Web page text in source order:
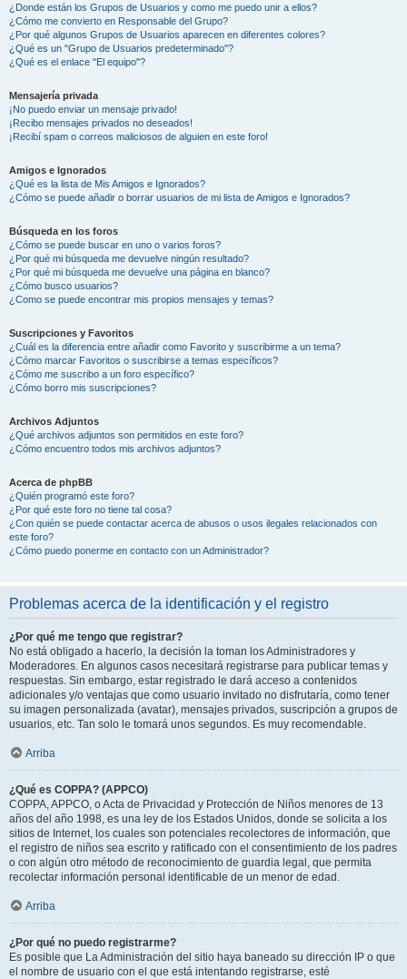
¿Donde están los Grupos de Usuarios y como me puedo unir a ellos?
¿Cómo me convierto en Responsable del Grupo?
¿Por qué algunos Grupos de Usuarios aparecen en diferentes colores?
¿Qué es un "Grupo de Usuarios predeterminado"?
¿Qué es el enlace "El equipo"?
Mensajería privada
¡No puedo enviar un mensaje privado!
¡Recibo mensajes privados no deseados!
¡Recibí spam o correos maliciosos de alguien en este foro!
Amigos e Ignorados
¿Qué es la lista de Mis Amigos e Ignorados?
¿Cómo se puede añadir o borrar usuarios de mi lista de Amigos e Ignorados?
Búsqueda en los foros
¿Cómo se puede buscar en uno o varios foros?
¿Por qué mi búsqueda me devuelve ningún resultado?
¿Por qué mi búsqueda me devuelve una página en blanco?
¿Cómo busco usuarios?
¿Como se puede encontrar mis propios mensajes y temas?
Suscripciones y Favoritos
¿Cuál es la diferencia entre añadir como Favorito y suscribirme a un tema?
¿Cómo marcar Favoritos o suscribirse a temas específicos?
¿Cómo me suscribo a un foro específico?
¿Cómo borro mis suscripciones?
Archivos Adjuntos
¿Qué archivos adjuntos son permitidos en este foro?
¿Cómo encuentro todos mis archivos adjuntos?
Acerca de phpBB
¿Quién programó este foro?
¿Por qué este foro no tiene tal cosa?
¿Con quién se puede contactar acerca de abusos o usos ilegales relacionados con
este foro?
¿Cómo puedo ponerme en contacto con un Administrador?
Problemas acerca de la identificación y el registro
¿Por qué me tengo que registrar?
No está obligado a hacerlo, la decisión la toman los Administradores y
Moderadores. En algunos casos necesitará registrarse para publicar temas y
respuestas. Sin embargo, estar registrado le dará acceso a contenidos
adicionales y/o ventajas que como usuario invitado no disfrutaría, como tener
su imagen personalizada (avatar), mensajes privados, suscripción a grupos de
usuarios, etc. Tan solo le tomará unos segundos. Es muy recomendable.
Arriba
¿Qué es COPPA? (APPCO)
COPPA, APPCO, o Acta de Privacidad y Protección de Niños menores de 13
años del año 1998, es una ley de los Estados Unidos, donde se solicita a los
sitios de Internet, los cuales son potenciales recolectores de información, que
el registro de niños sea escrito y ratificado con el consentimiento de los padres
o con algún otro método de reconocimiento de guardia legal, que permita
recolectar información personal identificable de un menor de edad.
Arriba
¿Por qué no puedo registrarme?
Es posible que La Administración del sitio haya baneado su dirección IP o que
el nombre de usuario con el que está intentando registrarse, esté